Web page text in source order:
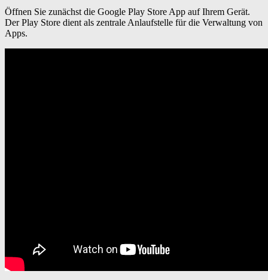
Öffnen Sie zunächst die Google Play Store App auf Ihrem Gerät.
Der Play Store dient als zentrale Anlaufstelle für die Verwaltung von
Apps.